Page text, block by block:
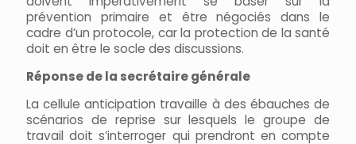
prévention primaire et être négociés dans le
cadre d’un protocole, car la protection de la santé
doit en être le socle des discussions.
Réponse de la secrétaire générale
La cellule anticipation travaille à des ébauches de
scénarios de reprise sur lesquels le groupe de
travail doit s’interroger qui prendront en compte